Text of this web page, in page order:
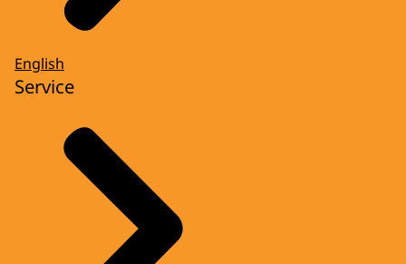
English
Service